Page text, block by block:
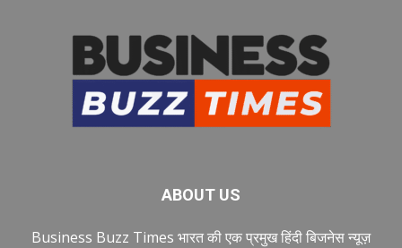
ABOUT US
Business Buzz Times भारत की एक प्रमुख हिंदी बिजनेस न्यूज़